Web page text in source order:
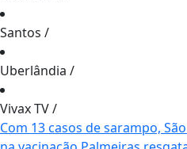
Santos /
Uberlândia /
Vivax TV/
Com 13 casos de sarampo,